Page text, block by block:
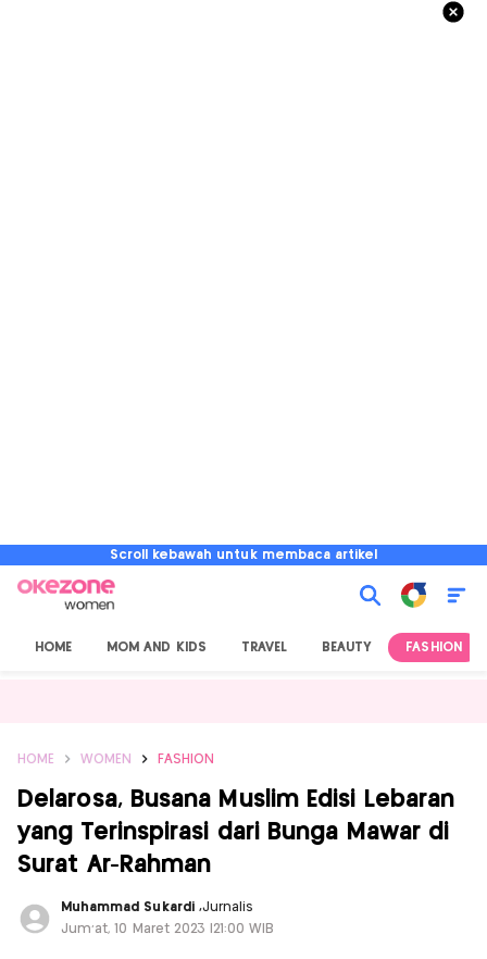
Scroll kebawah untuk membaca artikel
HOME MOM AND KIDS TRAVEL BEAUTY FASHION
HOME WOMEN FASHION
Delarosa, Busana Muslim Edisi Lebaran
yang Terinspirasi dari Bunga Mawar di
Surat Ar-Rahman
Muhammad Sukardi ,Jurnalis
Jum'at, 10 Maret 2023 |21:00 WIB